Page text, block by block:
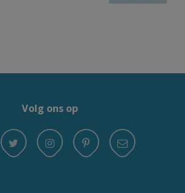
Volg ons op